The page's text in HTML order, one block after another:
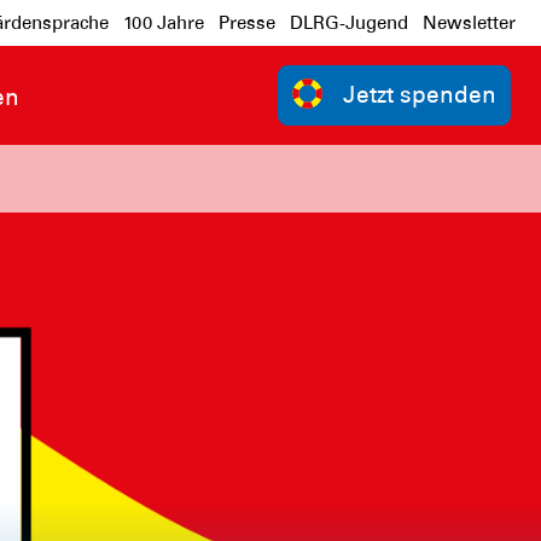
100 Jahre Presse DLRG-Jugend Newsletter
Jetzt spenden